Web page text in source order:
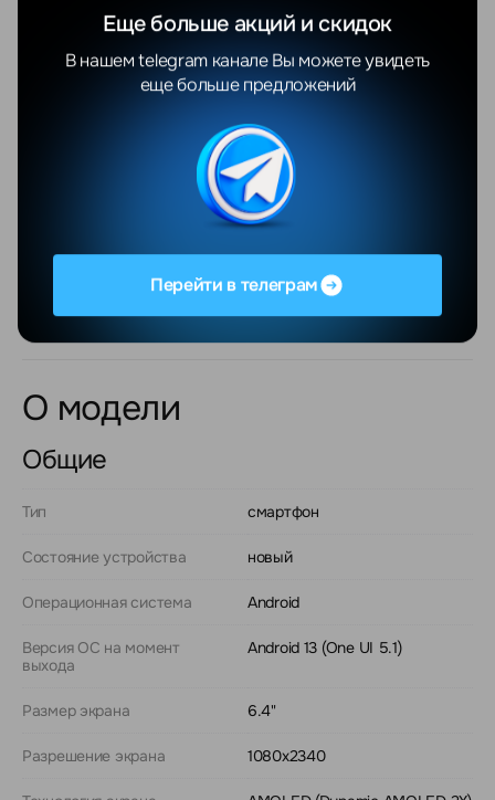
Мы осуществляем доставку по всей Беларуси: Минск,
Брест, Гродно, Витебск, Гомель, Могилёв и области.
Жителям Минска доставка обойдется совершенно
стоимость доставки по другим городам Беларуси
Для юридических лиц предусмотрена оплата по
безналичному расчету с НДС.
О модели
Общие
Тип смартфон
Состояние устройства новый
Операционная система Android
Версия ОС на момент
выхода
Android 13 (One UI 5.1)
Размер экрана 6.4"
Разрешение экрана 1080x2340
Перейти в телеграм
Еще больше акций и скидок
В нашем telegram канале Вы можете увидеть
еще больше предложений